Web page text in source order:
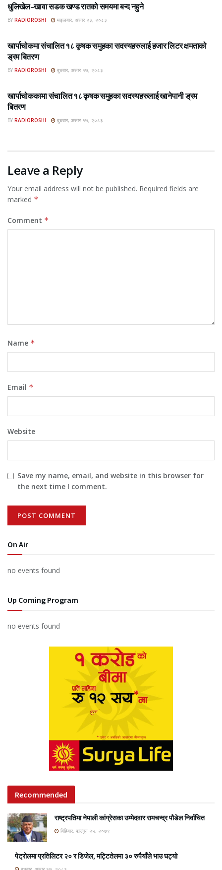
धुलिखेल–खावा सडक खण्ड रातको समयमा बन्द नहुने
BY RADIOROSHI मङ्लबार, असार २३, २०८३
खार्पाचोकमा संचालित १८ कृषक समुहका सदस्यहरुलाई हजार लिटर क्षमताको
ड्रम बितरण
BY RADIOROSHI बुधबार, असार १७, २०८३
खार्पाचोककामा संचालित १८ कृषक समुहका सदस्यहरुलाई खानेपानी ड्रम
बितरण
BY RADIOROSHI बुधबार, असार १७, २०८३
Leave a Reply
Your email address will not be published. Required fields are
marked *
Comment *
Name *
Email *
Website
Save my name, email, and website in this browser for
the next time I comment.
On Air
no events found
Up Coming Program
no events found
Recommended
राष्ट्रपतिमा नेपाली कांग्रेसका उम्मेदवार रामचन्द्र पौडेल निर्वाचित
बिहिबार, फाल्गुन २५, २०७९
पेट्रोलमा प्रतिलिटर २० र डिजेल, मट्टितेलमा ३० रुपैयाँले भाउ घट्यो